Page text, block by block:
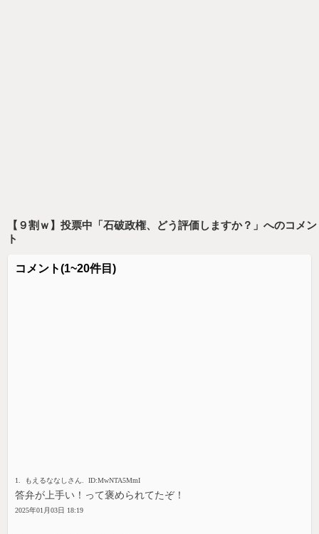
【９割ｗ】投票中「石破政権、どう評価しますか？」 へのコメン
ト
コメント(1~20件目)
1. もえるななしさん. ID:MwNTA5MmI
答弁が上手い！って褒められてたぞ！
2025年01月03日 18:19